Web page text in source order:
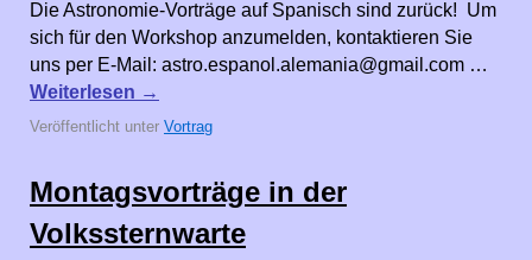
Die Astronomie-Vorträge auf Spanisch sind zurück! Um
sich für den Workshop anzumelden, kontaktieren Sie
uns per E-Mail: astro.espanol.alemania@gmail.com …
Weiterlesen →
Veröffentlicht unter Vortrag
Montagsvorträge in der
Volkssternwarte